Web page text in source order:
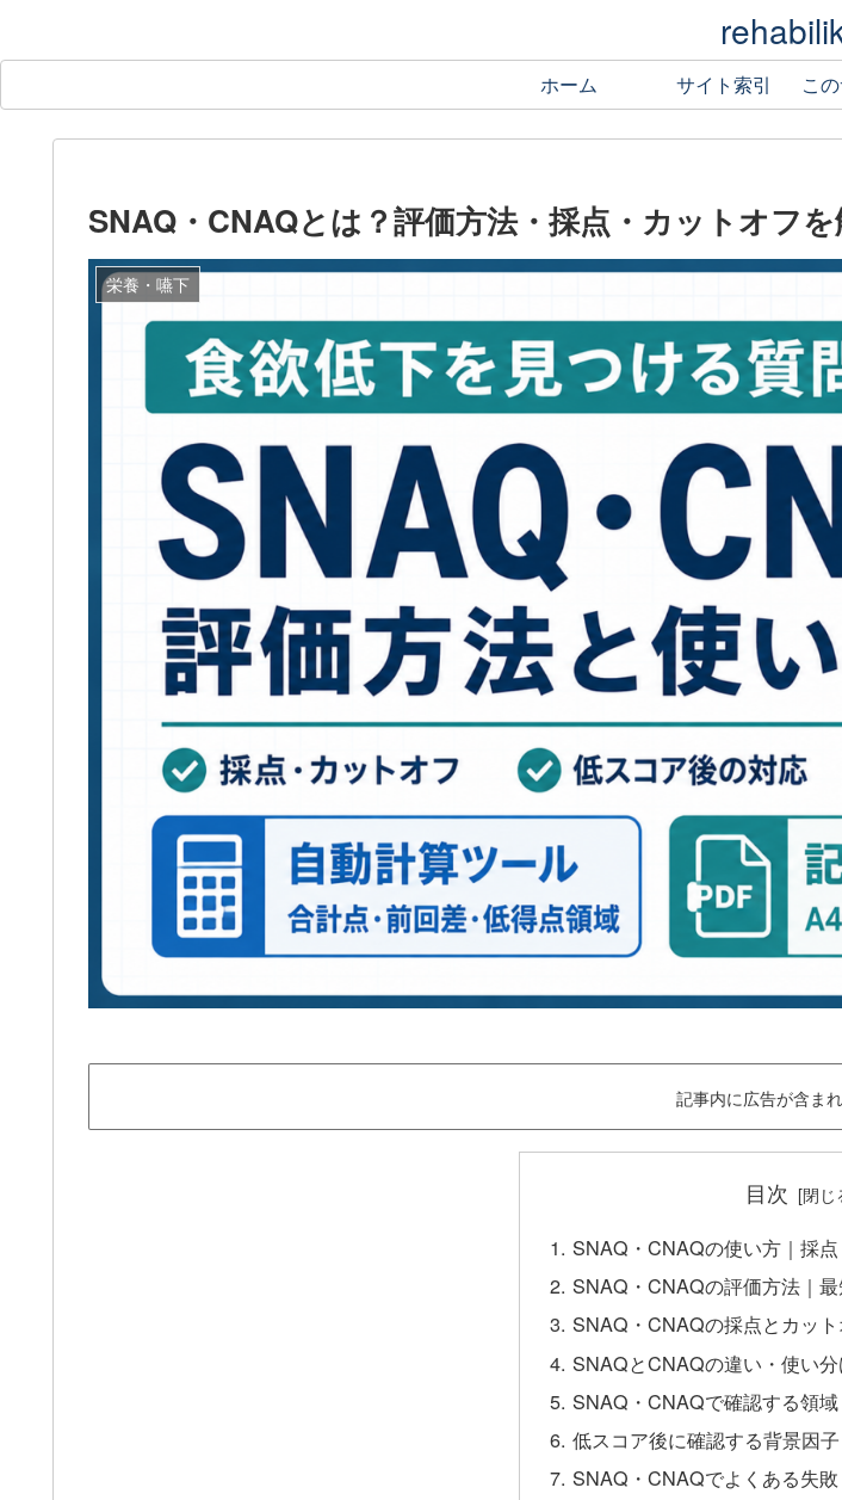
ホーム サイト索引
SNAQ・CNAQとは？評価方法・採点・カットオフ
栄養・嚥下
記事内に広告が含まれ
目次
SNAQ・CNAQの使い方｜採
SNAQ・CNAQの評価方法｜
SNAQ・CNAQの採点とカット
SNAQとCNAQの違い・使い
SNAQ・CNAQで確認する領域
低スコア後に確認する背景因子
SNAQ・CNAQでよくある失敗